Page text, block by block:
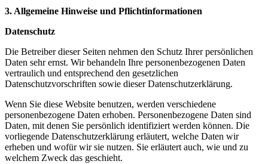
3. Allgemeine Hinweise und Pflicht­informationen
Datenschutz
Die Betreiber dieser Seiten nehmen den Schutz Ihrer persönlichen
Daten sehr ernst. Wir behandeln Ihre personenbezogenen Daten
vertraulich und entsprechend den gesetzlichen
Datenschutzvorschriften sowie dieser Datenschutzerklärung.
Wenn Sie diese Website benutzen, werden verschiedene
personenbezogene Daten erhoben. Personenbezogene Daten sind
Daten, mit denen Sie persönlich identifiziert werden können. Die
vorliegende Datenschutzerklärung erläutert, welche Daten wir
erheben und wofür wir sie nutzen. Sie erläutert auch, wie und zu
welchem Zweck das geschieht.